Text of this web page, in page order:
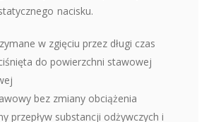
nacisku.
w zgięciu przez długi czas
do powierzchni stawowej
bez zmiany obciążenia
przepływ substancji odżywczych i